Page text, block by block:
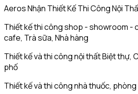
Aeros Nhận Thiết Kế Thi Công Nội
Thiết kế thi công shop - showroom -
cafe, Trà sữa, Nhà hàng
Thiết kế và thi công nội thất Biệt thự,
phố
Thiết kế và thi công nhà thuốc, phòng